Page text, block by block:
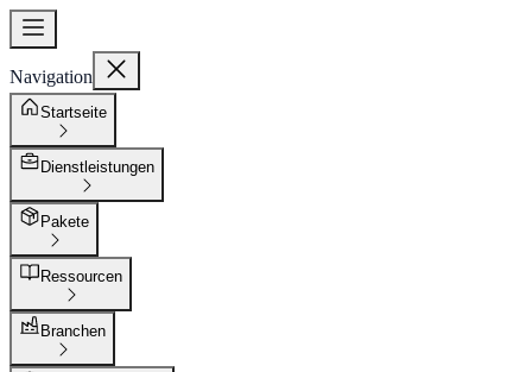
Navigation
Startseite
Dienstleistungen
Pakete
Ressourcen
Branchen